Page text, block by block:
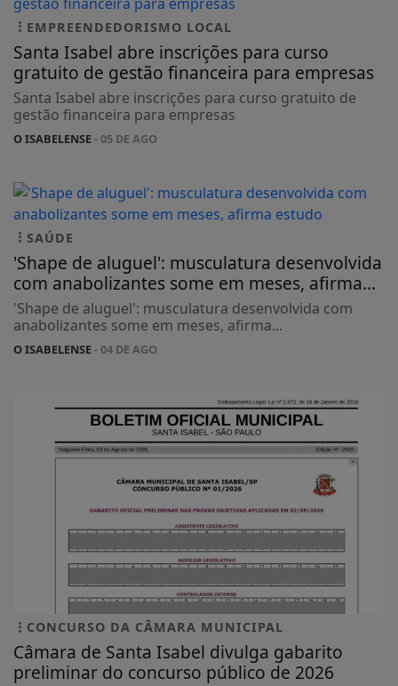
EMPREENDEDORISMO LOCAL
Santa Isabel abre inscrições para curso
gratuito de gestão financeira para empresas
Santa Isabel abre inscrições para curso gratuito de
gestão financeira para empresas
O ISABELENSE- 05 DE AGO
SAÚDE
'Shape de aluguel': musculatura desenvolvida
com anabolizantes some em meses, afirma...
'Shape de aluguel': musculatura desenvolvida com
anabolizantes some em meses, afirma...
O ISABELENSE- 04 DE AGO
CONCURSO DA CÂMARA MUNICIPAL
Câmara de Santa Isabel divulga gabarito
preliminar do concurso público de 2026